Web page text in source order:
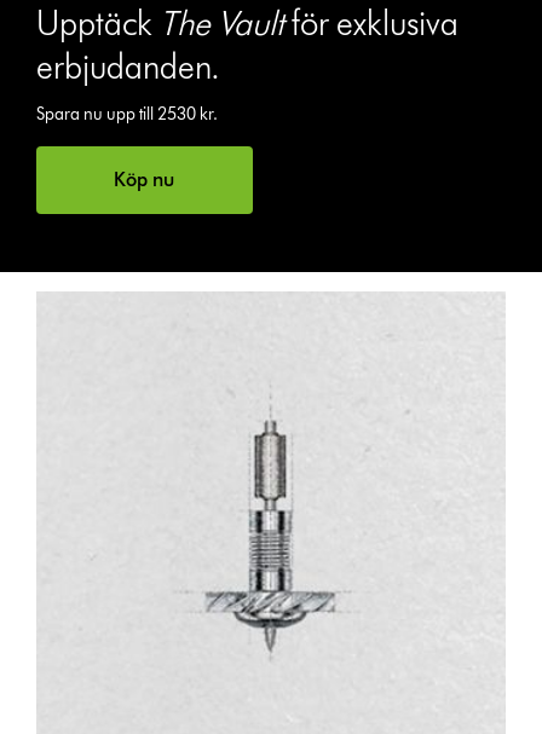
Upptäck The Vaultför exklusiva
erbjudanden.
Spara nu upp till 2530 kr.
Köp nu